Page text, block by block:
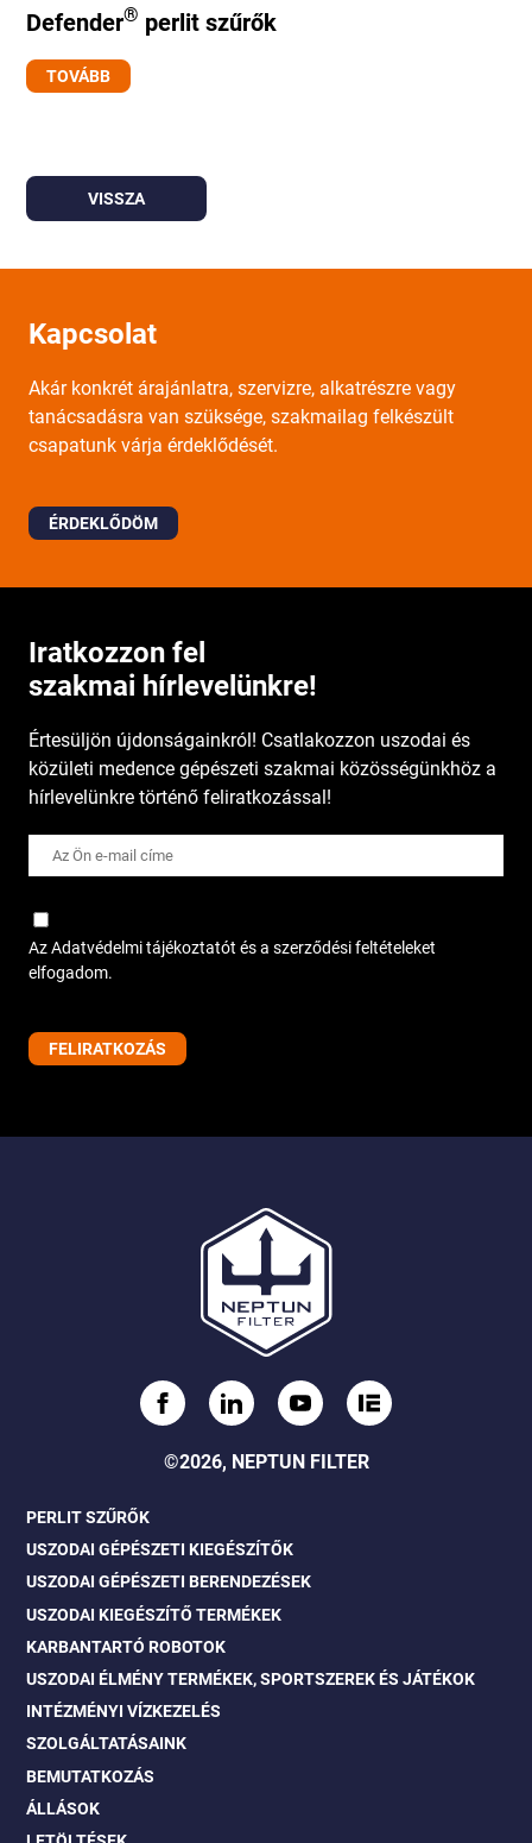
Defender® perlit szűrők
TOVÁBB
VISSZA
Kapcsolat
Akár konkrét árajánlatra, szervizre, alkatrészre vagy
tanácsadásra van szüksége, szakmailag felkészült
csapatunk várja érdeklődését.
ÉRDEKLŐDÖM
Iratkozzon fel
szakmai hírlevelünkre!
Értesüljön újdonságainkról! Csatlakozzon uszodai és
közületi medence gépészeti szakmai közösségünkhöz a
hírlevelünkre történő feliratkozással!
Az Adatvédelmi tájékoztatót és a szerződési feltételeket
elfogadom.
©2026, NEPTUN FILTER
PERLIT SZŰRŐK
USZODAI GÉPÉSZETI KIEGÉSZÍTŐK
USZODAI GÉPÉSZETI BERENDEZÉSEK
USZODAI KIEGÉSZÍTŐ TERMÉKEK
KARBANTARTÓ ROBOTOK
USZODAI ÉLMÉNY TERMÉKEK, SPORTSZEREK ÉS JÁTÉKOK
INTÉZMÉNYI VÍZKEZELÉS
SZOLGÁLTATÁSAINK
BEMUTATKOZÁS
ÁLLÁSOK